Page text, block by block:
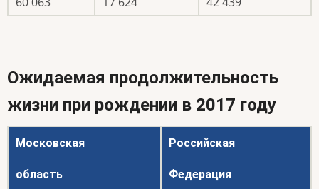
Ожидаемая продолжительность
жизни при рождении в 2017 году
Московская
область
Российская
Федерация